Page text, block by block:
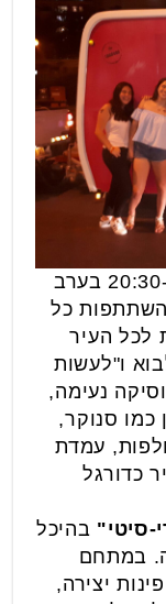
החל מ-20:30 בערב
כל
לכל העיר
ו"לעשות
נעימה,
כמו סנוקר,
עמדת
כדורגל
סיטי" בהיכל
במתחם
יצירה,